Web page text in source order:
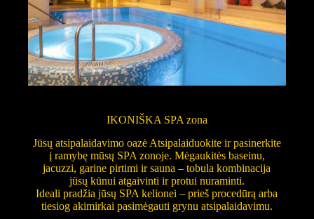
IKONIŠKA SPA zona
Jūsų atsipalaidavimo oazė Atsipalaiduokite ir pasinerkite
į ramybę mūsų SPA zonoje. Mėgaukitės baseinu,
jacuzzi, garine pirtimi ir sauna – tobula kombinacija
jūsų kūnui atgaivinti ir protui nuraminti.
Ideali pradžia jūsų SPA kelionei – prieš procedūrą arba
tiesiog akimirkai pasimėgauti grynu atsipalaidavimu.